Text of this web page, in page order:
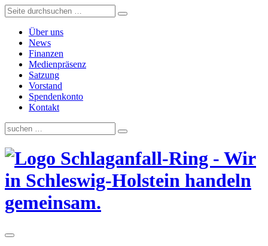
Über uns
News
Finanzen
Medienpräsenz
Satzung
Vorstand
Spendenkonto
Kontakt
Schlaganfall-Ring - Wir
in Schleswig-Holstein handeln
gemeinsam.